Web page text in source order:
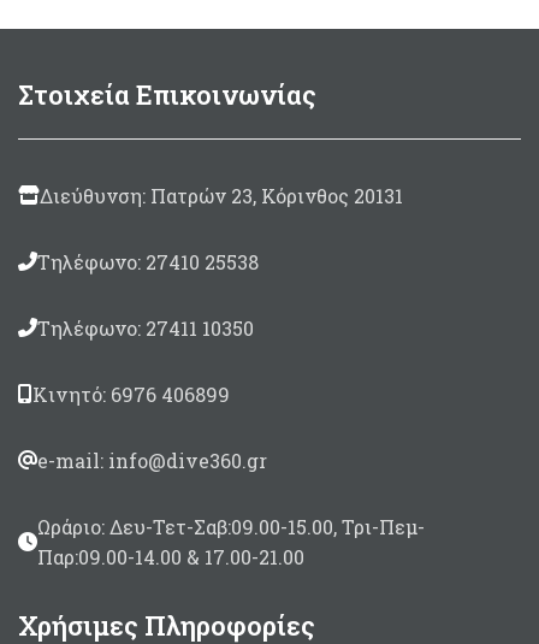
Στοιχεία Επικοινωνίας
Διεύθυνση: Πατρών 23, Κόρινθος 20131
Τηλέφωνο: 27410 25538
Τηλέφωνο: 27411 10350
Κινητό: 6976 406899
e-mail: info@dive360.gr
Ωράριο: Δευ-Τετ-Σαβ:09.00-15.00, Τρι-Πεμ-
Παρ:09.00-14.00 & 17.00-21.00
Χρήσιμες Πληροφορίες